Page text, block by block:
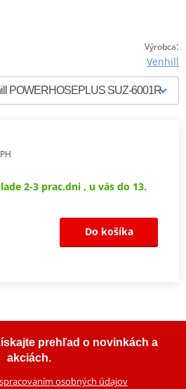
Výrobca:
Venhill
2-3 prac.dni , u vás do 13.
Do košíka
prehľad o novinkách a
akciách.
spracovaním osobných údajov